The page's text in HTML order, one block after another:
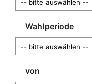
Wahlperiode
von